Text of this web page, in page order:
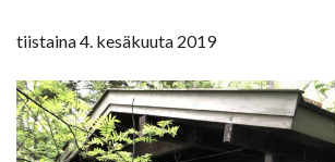
tiistaina 4. kesäkuuta 2019